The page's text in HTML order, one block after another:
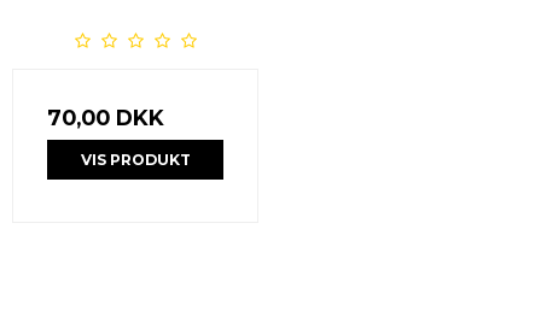
70,00 DKK
VIS PRODUKT